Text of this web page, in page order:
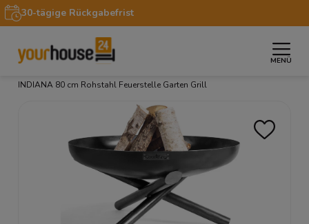
30-tägige Rückgabefrist
MENÜ
Startseite » Garten
Große Feuerschale
INDIANA 80 cm Rohstahl Feuerstelle Garten Grill